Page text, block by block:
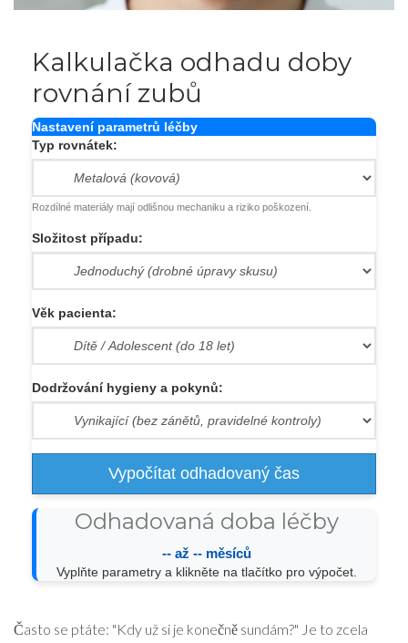
Kalkulačka odhadu doby
rovnání zubů
Nastavení parametrů léčby
Typ rovnátek:
Rozdílné materiály mají odlišnou mechaniku a riziko poškození.
Složitost případu:
Věk pacienta:
Dodržování hygieny a pokynů:
Vypočítat odhadovaný čas
Odhadovaná doba léčby
-- až -- měsíců
Vyplňte parametry a klikněte na tlačítko pro výpočet.
Často se ptáte: "Kdy už si je konečně sundám?" Je to zcela